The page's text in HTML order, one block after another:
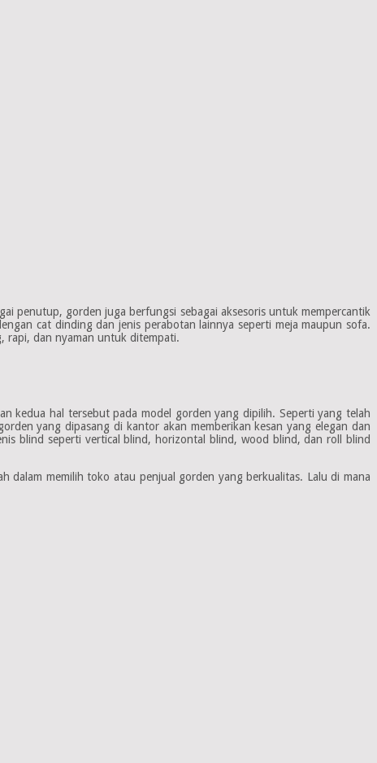
penutup, gorden juga berfungsi sebagai aksesoris untuk mempercantik
cat dinding dan jenis perabotan lainnya seperti meja maupun sofa.
rapi, dan nyaman untuk ditempati.
kedua hal tersebut pada model gorden yang dipilih. Seperti yang telah
yang dipasang di kantor akan memberikan kesan yang elegan dan
blind seperti vertical blind, horizontal blind, wood blind, dan roll blind
dalam memilih toko atau penjual gorden yang berkualitas. Lalu di mana